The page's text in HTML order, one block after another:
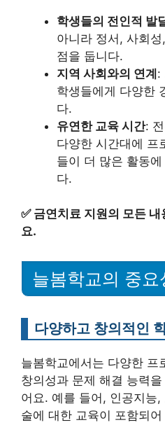
학생들의 전인적 발
아니라 정서, 사회
점을 둡니다.
지역 사회와의 연계:
학생들에게 다양한
다.
유연한 교육 시간:
다양한 시간대에 프
들이 더 많은 활동
다.
✅ 금연치료 지원의 모든 내
요.
늘봄학교의 중요
다양하고 창의적인
늘봄학교에서는 다양한 프
창의성과 문제 해결 능력
어요. 예를 들어, 인공지능,
술에 대한 교육이 포함되